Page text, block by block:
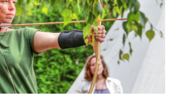
Vydání 1/ 2026
Vydání 3/ 2025
Vydání 2/ 2025
Vydání 1/ 2025
Vydání 3-4/ 2024